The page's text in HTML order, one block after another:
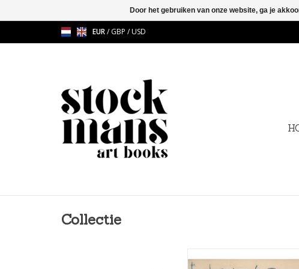
EUR/GBP /USD
Collectie
Molenbeek is het verslag van
Door het gebruiken van onze website, ga je